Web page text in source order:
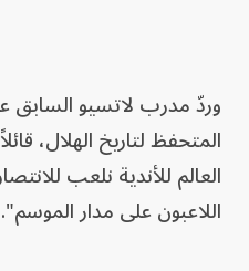
وردّ مدرب لاتسيو السابق
المتحفظ لتاريخ الهلال،
العالم للأندية نلعب
اللاعبون على مدار الموسم".